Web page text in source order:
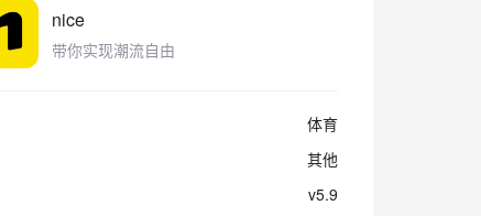
nice
带你实现潮流自由
体育
其他
v5.9